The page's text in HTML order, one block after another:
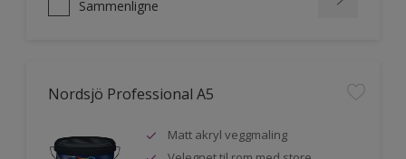
Sammenligne
Nordsjö Professional A5
Matt akryl veggmaling